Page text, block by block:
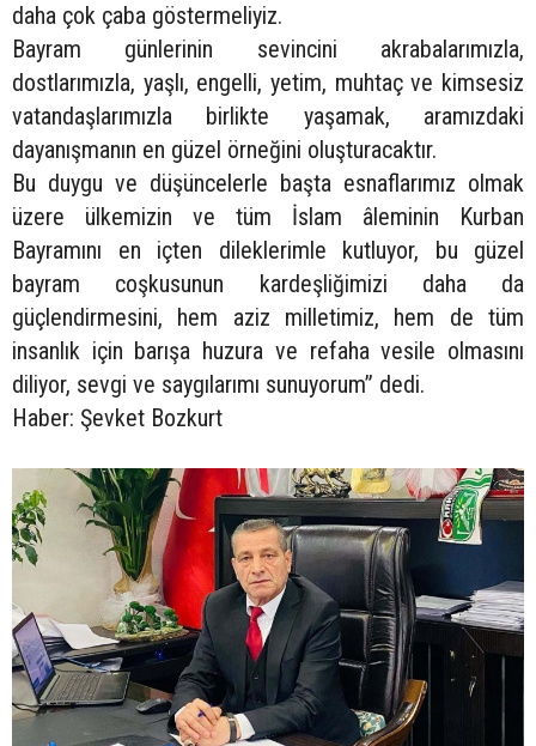
daha çok çaba göstermeliyiz.
Bayram günlerinin sevincini akrabalarımızla,
dostlarımızla, yaşlı, engelli, yetim, muhtaç ve kimsesiz
vatandaşlarımızla birlikte yaşamak, aramızdaki
dayanışmanın en güzel örneğini oluşturacaktır.
Bu duygu ve düşüncelerle başta esnaflarımız olmak
üzere ülkemizin ve tüm İslam âleminin Kurban
Bayramını en içten dileklerimle kutluyor, bu güzel
bayram coşkusunun kardeşliğimizi daha da
güçlendirmesini, hem aziz milletimiz, hem de tüm
insanlık için barışa huzura ve refaha vesile olmasını
diliyor, sevgi ve saygılarımı sunuyorum” dedi.
Haber: Şevket Bozkurt